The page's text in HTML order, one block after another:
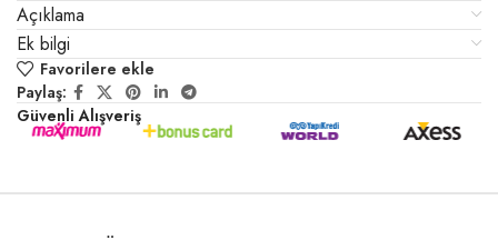
Açıklama
Ek bilgi
Favorilere ekle
Paylaş:
Güvenli Alışveriş